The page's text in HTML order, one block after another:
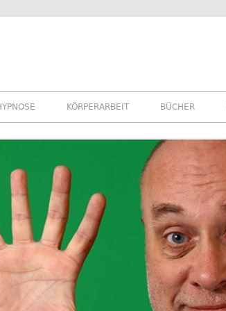
KÖRPERARBEIT BÜCHER